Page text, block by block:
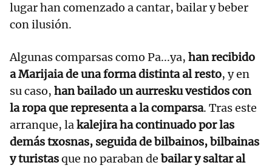
lugar han comenzado a cantar, bailar y beber
con ilusión.
Algunas comparsas como Pa...ya, han recibido
a Marijaia de una forma distinta al resto, y en
su caso, han bailado un aurresku vestidos con
la ropa que representa a la comparsa. Tras este
arranque, lakalejira ha continuado por las
demás txosnas, seguida de bilbainos, bilbainas
y turistasque no paraban de bailar y saltar al